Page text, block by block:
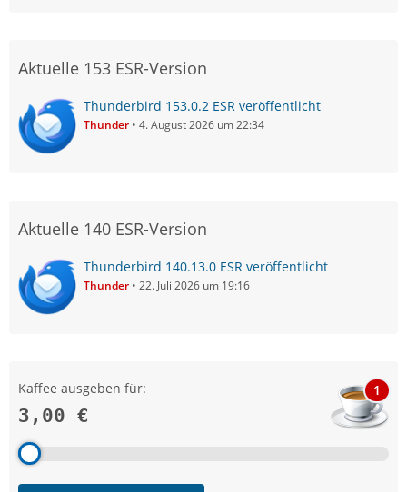
Aktuelle 153 ESR-Version
Thunderbird 153.0.2 ESR veröffentlicht
Thunder 4. August 2026 um 22:34
Aktuelle 140 ESR-Version
Thunderbird 140.13.0 ESR veröffentlicht
Thunder 22. Juli 2026 um 19:16
Kaffee ausgeben für:
3,00 €
1